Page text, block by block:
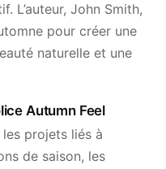
L’auteur, John Smith,
pour créer une
naturelle et une
Autumn Feel
projets liés à
de saison, les